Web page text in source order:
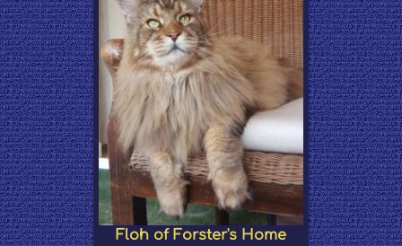
Floh of Forster's Home